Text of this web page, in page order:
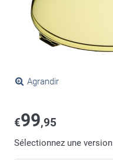
Agrandir
€99,95
Sélectionnez une version